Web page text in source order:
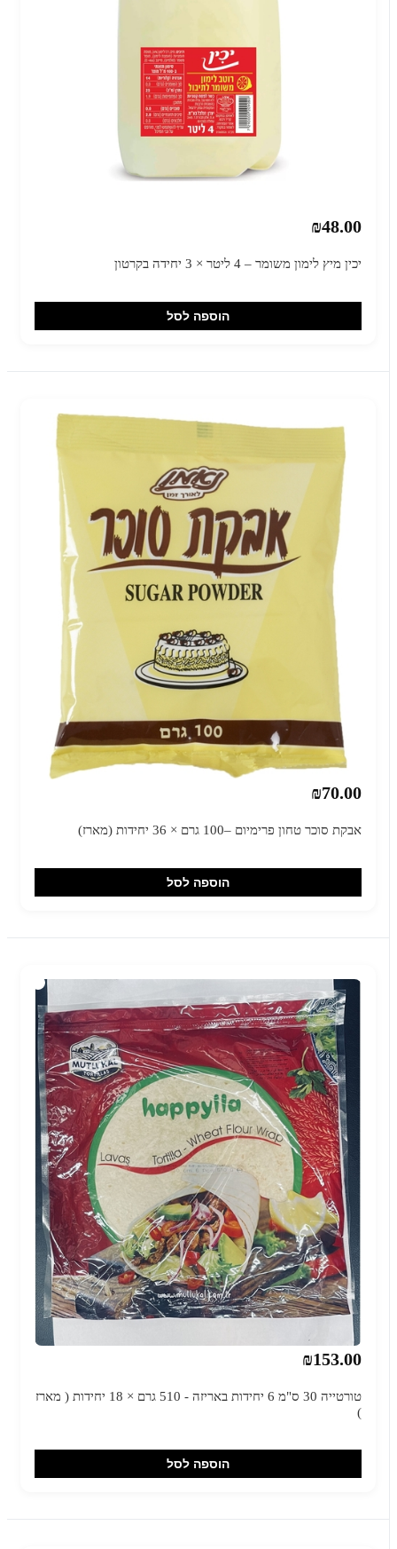
₪48.00
יכין מיץ לימון משומר – 4 ליטר × 3 יחידה בקרטון
הוספה לסל
₪70.00
אבקת סוכר טחון פרימיום –100 גרם × 36 יחידות (מארז)
הוספה לסל
₪153.00
טורטייה 30 ס"מ 6 יחידות באריזה - 510 גרם × 18 יחידות ( מארז
)
הוספה לסל